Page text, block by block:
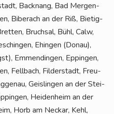
Back­nang, Bad Mer­gen­
Biber­ach an der Riß, Bie­tig­
Bruch­sal, Bühl, Calw,
Ehin­gen (Donau),
Emmen­din­gen, Eppin­gen,
Fell­bach, Fil­der­stadt, Freu­
Geis­lin­gen an der Stei­
Hei­den­heim an der
Horb am Neckar, Kehl,